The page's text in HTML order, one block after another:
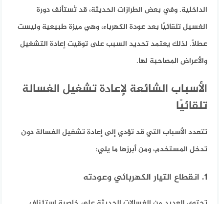
الداخلية. وفي بعض الطرازات الحديثة، قد تُستأنف دورة
الغسيل تلقائيًا بعد عودة الكهرباء، وهي ميزة طبيعية وليست
عطلًا. لذلك يعتمد تحديد السبب على توقيت إعادة التشغيل
والأعراض المصاحبة لها.
الأسباب الشائعة لإعادة تشغيل الغسالة
تلقائيًا
تتعدد الأسباب التي قد تؤدي إلى إعادة تشغيل الغسالة دون
تدخل المستخدم، ومن أبرزها ما يلي:
1. انقطاع التيار الكهربائي وعودته